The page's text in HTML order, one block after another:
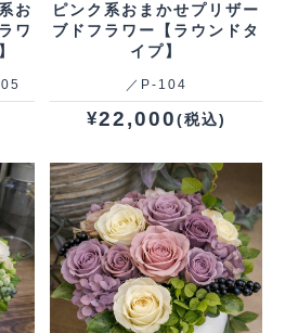
お
ワ
ピンク系おまかせプリザー
ブドフラワー【ラウンドタ
イプ】
／P‐104
¥22,000(税込)